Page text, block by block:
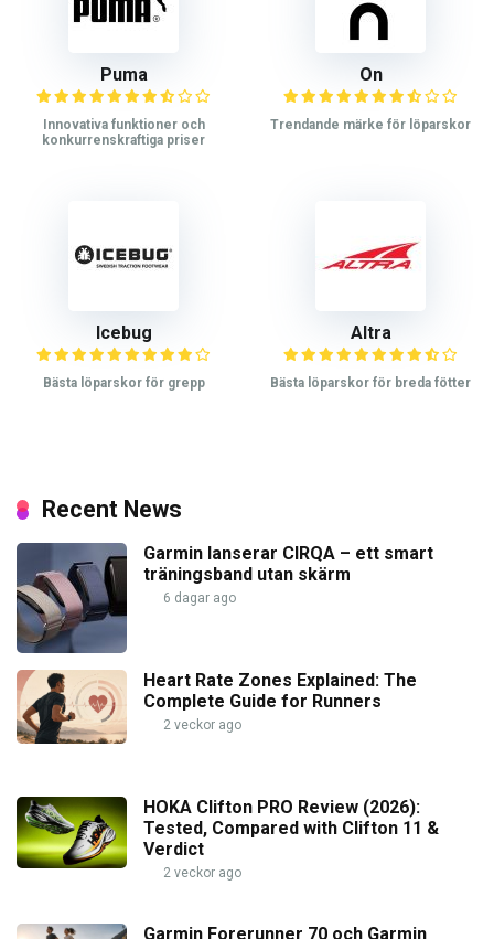
Puma
Innovativa funktioner och
konkurrenskraftiga priser
On
Trendande märke för löparskor
Icebug
Bästa löparskor för grepp
Altra
Bästa löparskor för breda fötter
Recent News
Garmin lanserar CIRQA – ett smart
träningsband utan skärm
6 dagar ago
Heart Rate Zones Explained: The
Complete Guide for Runners
2 veckor ago
HOKA Clifton PRO Review (2026):
Tested, Compared with Clifton 11 &
Verdict
2 veckor ago
Garmin Forerunner 70 och Garmin